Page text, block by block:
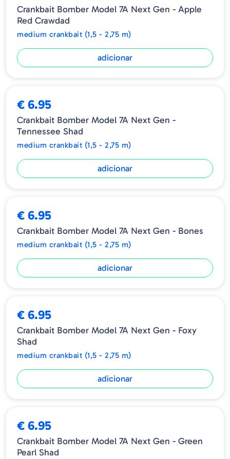
BMB07A 6.60cm 1/2oz - 14gr
Referência - BMB07A527
Crankbait Bomber Model 7A Next Gen - Apple
Red Crawdad
medium crankbait (1,5 - 2,75 m)
adicionar
€ 6.95
Crankbait Bomber Model 7A Next Gen -
Tennessee Shad
medium crankbait (1,5 - 2,75 m)
adicionar
€ 6.95
Crankbait Bomber Model 7A Next Gen - Bones
medium crankbait (1,5 - 2,75 m)
adicionar
€ 6.95
Crankbait Bomber Model 7A Next Gen - Foxy
Shad
medium crankbait (1,5 - 2,75 m)
adicionar
€ 6.95
Crankbait Bomber Model 7A Next Gen - Green
Pearl Shad